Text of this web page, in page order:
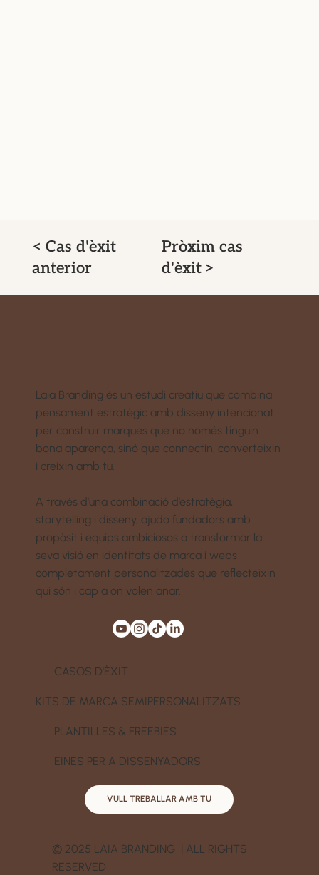
< Cas d'èxit
anterior
Pròxim cas
d'èxit >
Laia Branding és un estudi creatiu que combina
pensament estratègic amb disseny intencionat
per construir marques que no només tinguin
bona aparença, sinó que connectin, converteixin
i creixin amb tu.
A través d’una combinació d’estratègia,
storytelling i disseny, ajudo fundadors amb
propòsit i equips ambiciosos a transformar la
seva visió en identitats de marca i webs
completament personalitzades que reflecteixin
qui són i cap a on volen anar.
CASOS D'ÈXIT
KITS DE MARCA SEMIPERSONALITZATS
PLANTILLES & FREEBIES
EINES PER A DISSENYADORS
VULL TREBALLAR AMB TU
© 2025 LAIA BRANDING | ALL RIGHTS
RESERVED